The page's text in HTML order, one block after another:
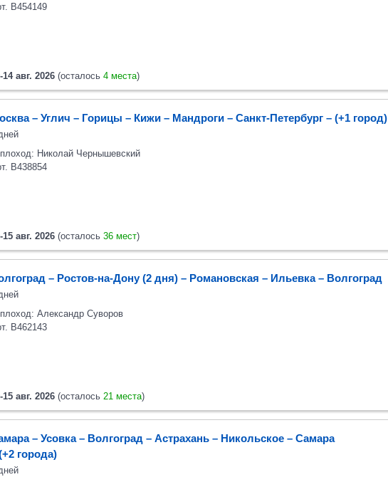
14 авг. 2026 (осталось 4 места)
В454149
– Углич – Горицы – Кижи – Мандроги – Санкт-Петербург – (+1 город)
Николай Чернышевский
15 авг. 2026 (осталось 36 мест)
В438854
– Ростов-на-Дону (2 дня) – Романовская – Ильевка – Волгоград
Александр Суворов
15 авг. 2026 (осталось 21 места)
В462143
– Усовка – Волгоград – Астрахань – Никольское – Самара
города)